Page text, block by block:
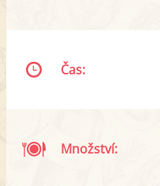
Čas:
Množství: